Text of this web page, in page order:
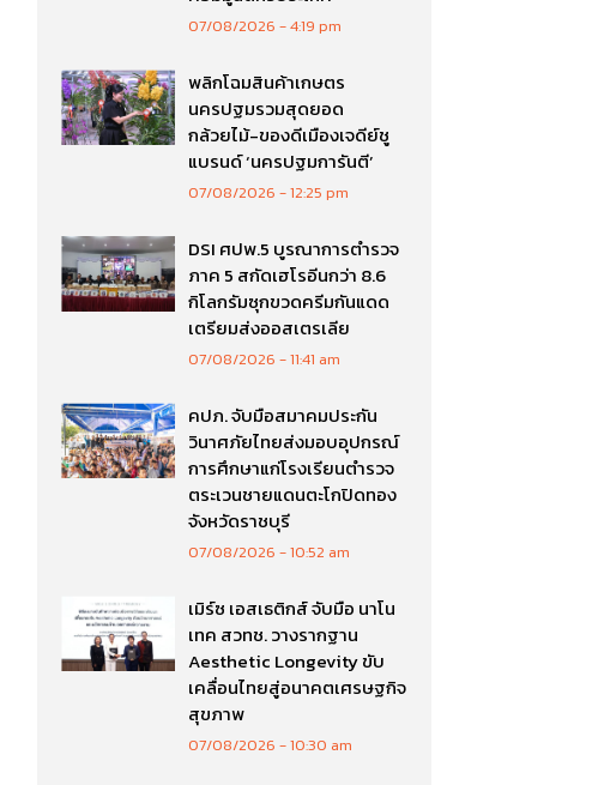
07/08/2026 4:19 pm
พลิกโฉมสินค้าเกษตร
นครปฐมรวมสุดยอด
กล้วยไม้-ของดีเมืองเจดีย์ชู
แบรนด์ ‘นครปฐมการันตี’
07/08/2026 12:25 pm
DSI ศปพ.5 บูรณาการตำรวจ
ภาค 5 สกัดเฮโรอีนกว่า 8.6
กิโลกรัมซุกขวดครีมกันแดด
เตรียมส่งออสเตรเลีย
07/08/2026 11:41 am
คปภ. จับมือสมาคมประกัน
วินาศภัยไทยส่งมอบอุปกรณ์
การศึกษาแก่โรงเรียนตำรวจ
ตระเวนชายแดนตะโกปิดทอง
จังหวัดราชบุรี
07/08/2026 10:52 am
เมิร์ซ เอสเธติกส์ จับมือ นาโน
เทค สวทช. วางรากฐาน
Aesthetic Longevity ขับ
เคลื่อนไทยสู่อนาคตเศรษฐกิจ
สุขภาพ
07/08/2026 10:30 am